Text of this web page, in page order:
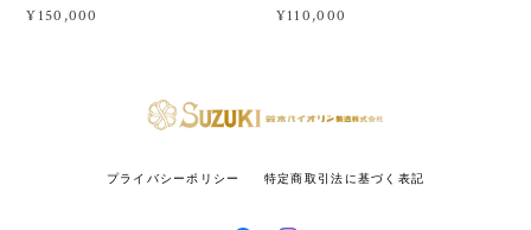
¥150,000 ¥110,000
プライバシーポリシー 特定商取引法に基づく表記